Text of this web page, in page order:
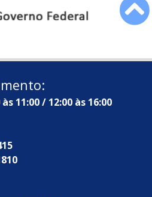
11:00 / 12:00 às 16:00